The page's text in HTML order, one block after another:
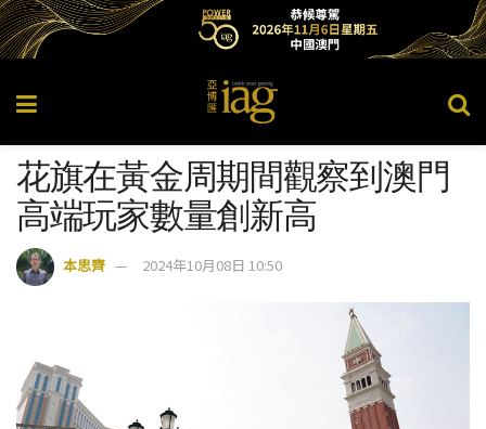
花旗在黃金周期間觀察到澳門
高端玩家數量創新高
本思齊 2024年10月08日 10:50